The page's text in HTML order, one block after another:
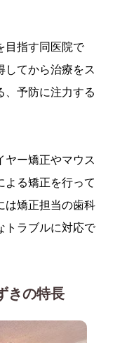
目指す同医院で
してから治療をス
、予防に注力する
ヤー矯正やマウス
よる矯正を行って
は矯正担当の歯科
トラブルに対応で
きの特長